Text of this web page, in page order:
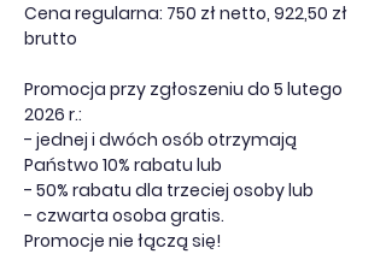
Cena regularna: 750 zł netto, 922,50 zł
brutto
Promocja przy zgłoszeniu do 5 lutego
2026 r.:
- jednej i dwóch osób otrzymają
Państwo 10% rabatu lub
- 50% rabatu dla trzeciej osoby lub
- czwarta osoba gratis.
Promocje nie łączą się!